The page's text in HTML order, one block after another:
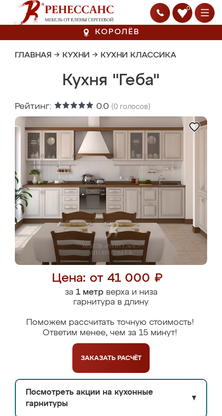
0
КОРОЛЁВ
ГЛАВНАЯ → КУХНИ → КУХНИ КЛАССИКА
Кухня "Геба"
Рейтинг: 0.0 (0 голосов)
Цена: от 41 000 ₽
за 1 метрверха и низа
гарнитура в длину
Поможем рассчитать точную стоимость!
Ответим менее, чем за 15 минут!
ЗАКАЗАТЬ РАСЧЁТ
Посмотреть акции на кухонные
гарнитуры
▼